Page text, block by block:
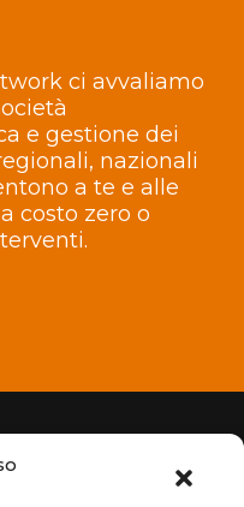
ci avvaliamo
e gestione dei
nazionali
a te e alle
costo zero o